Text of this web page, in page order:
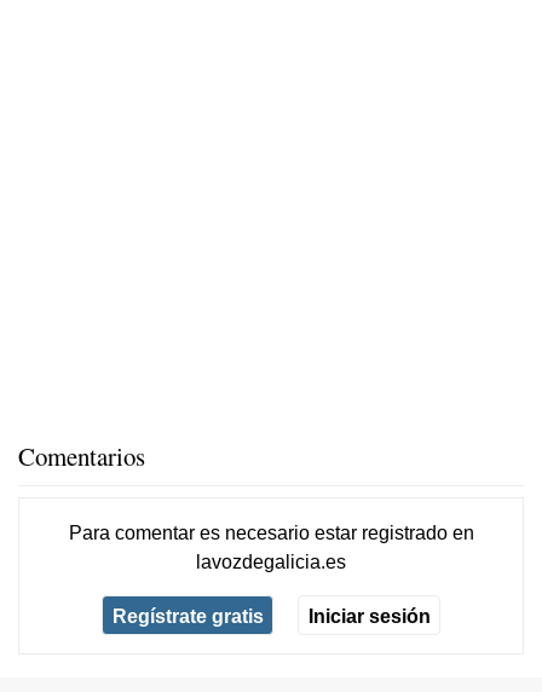
Comentarios
Para comentar es necesario estar registradoen
lavozdegalicia.es
Regístrate gratis Iniciar sesión